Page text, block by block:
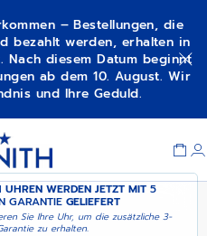
– Bestellungen, die
bezahlt werden, erhalten in
diesem Datum beginnt
ab dem 10. August. Wir
und Ihre Geduld.
UHREN WERDEN JETZT MIT5
GARANTIE GELIEFERT
Sie Ihre Uhr, um die zusätzliche 3-
zu erhalten.